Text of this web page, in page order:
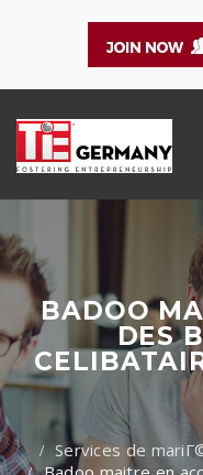
BADOO
DES
Services de